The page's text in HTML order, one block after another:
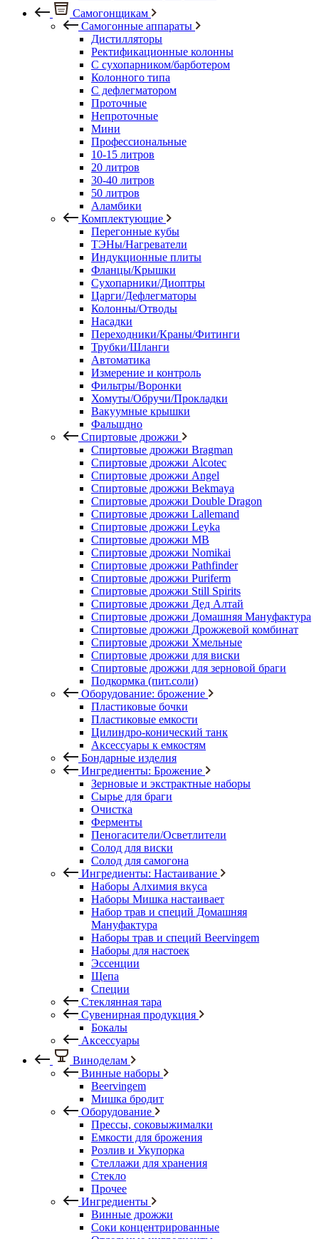
Самогонщикам
Самогонные аппараты
Дистилляторы
Ректификационные колонны
С сухопарником/барботером
Колонного типа
С дефлегматором
Проточные
Непроточные
Мини
Профессиональные
10-15 литров
20 литров
30-40 литров
50 литров
Аламбики
Комплектующие
Перегонные кубы
ТЭНы/Нагреватели
Индукционные плиты
Фланцы/Крышки
Сухопарники/Диоптры
Царги/Дефлегматоры
Колонны/Отводы
Насадки
Переходники/Краны/Фитинги
Трубки/Шланги
Автоматика
Измерение и контроль
Фильтры/Воронки
Хомуты/Обручи/Прокладки
Вакуумные крышки
Фальшдно
Спиртовые дрожжи
Спиртовые дрожжи Bragman
Спиртовые дрожжи Alcotec
Спиртовые дрожжи Angel
Спиртовые дрожжи Bekmaya
Спиртовые дрожжи Double Dragon
Спиртовые дрожжи Lallemand
Спиртовые дрожжи Leyka
Спиртовые дрожжи MB
Спиртовые дрожжи Nomikai
Спиртовые дрожжи Pathfinder
Спиртовые дрожжи Puriferm
Спиртовые дрожжи Still Spirits
Спиртовые дрожжи Дед Алтай
Спиртовые дрожжи Домашняя Мануфактура
Спиртовые дрожжи Дрожжевой комбинат
Спиртовые дрожжи Хмельные
Спиртовые дрожжи для виски
Спиртовые дрожжи для зерновой браги
Подкормка (пит.соли)
Оборудование: брожение
Пластиковые бочки
Пластиковые емкости
Цилиндро-конический танк
Аксессуары к емкостям
Бондарные изделия
Ингредиенты: Брожение
Зерновые и экстрактные наборы
Сырье для браги
Очистка
Ферменты
Пеногасители/Осветлители
Солод для виски
Солод для самогона
Ингредиенты: Настаивание
Наборы Алхимия вкуса
Наборы Мишка настаивает
Набор трав и специй Домашняя
Мануфактура
Наборы трав и специй Beervingem
Наборы для настоек
Эссенции
Щепа
Специи
Стеклянная тара
Сувенирная продукция
Бокалы
Аксессуары
Виноделам
Винные наборы
Beervingem
Мишка бродит
Оборудование
Прессы, соковыжималки
Емкости для брожения
Розлив и Укупорка
Стеллажи для хранения
Стекло
Прочее
Ингредиенты
Винные дрожжи
Соки концентрированные